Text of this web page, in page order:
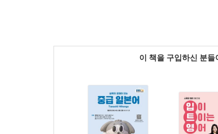
이 책을 구입하신 분